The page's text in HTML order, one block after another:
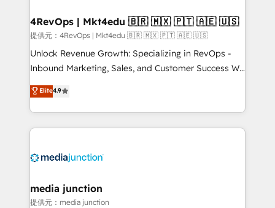
looking for...and get your next big initiative moving!
4RevOps | Mkt4edu 🇧🇷 🇲🇽 🇵🇹 🇦🇪 🇺🇸
提供元：4RevOps | Mkt4edu 🇧🇷 🇲🇽 🇵🇹 🇦🇪 🇺🇸
Unlock Revenue Growth: Specializing in RevOps -
Inbound Marketing, Sales, and Customer Success We
specialize in driving revenue growth for companies
across industries through tailored marketing, sales,
and customer success strategies, utilizing RevOps
methodologies. As Latin America's largest HubSpot
offer unparalleled insights. Operating in five
Mexico, USA, and Portugal—we've executed over a
hundred successful operations. Our approach,
Elite4.9
media junction
提供元：media junction